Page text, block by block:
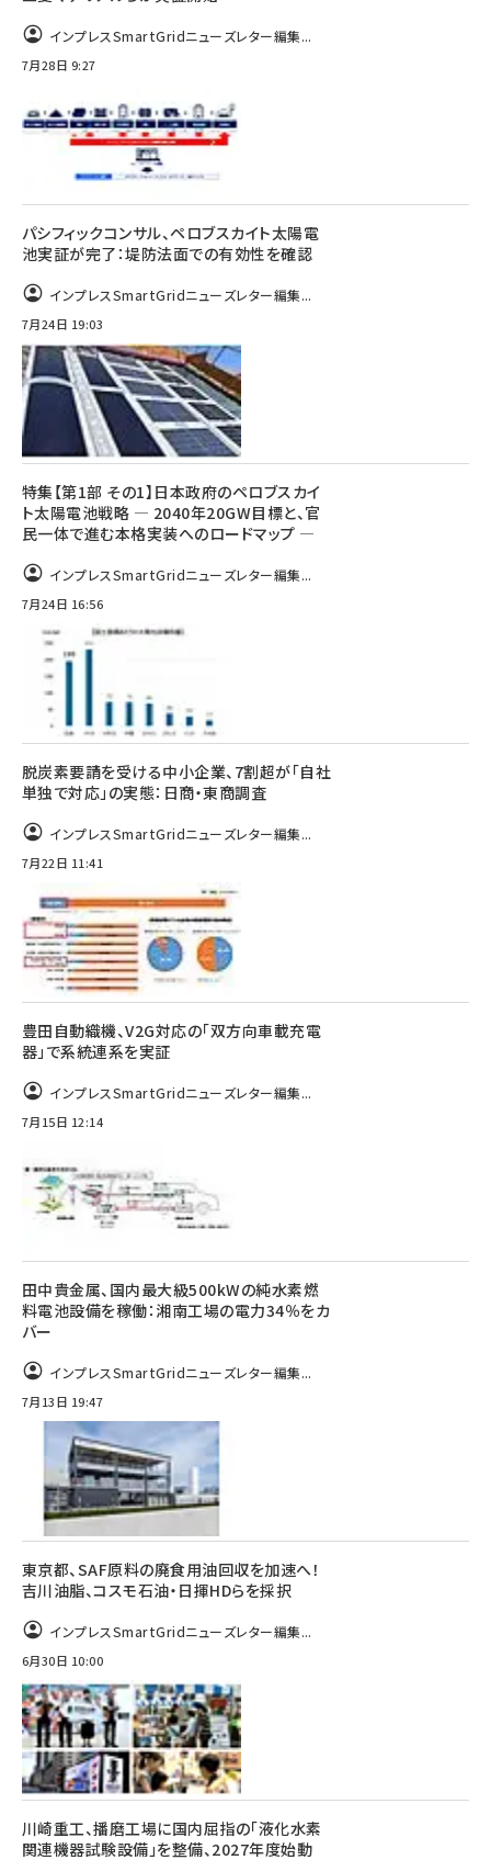
インプレスSmartGridニューズレター編集...
7月28日 9:27
パシフィックコンサル、ペロブスカイト太陽電
池実証が完了：堤防法面での有効性を確認
インプレスSmartGridニューズレター編集...
7月24日 19:03
特集【第1部 その1】日本政府のペロブスカイ
ト太陽電池戦略 ― 2040年20GW目標と、官
民一体で進む本格実装へのロードマップ ―
インプレスSmartGridニューズレター編集...
7月24日 16:56
脱炭素要請を受ける中小企業、7割超が「自社
単独で対応」の実態：日商・東商調査
インプレスSmartGridニューズレター編集...
7月22日 11:41
豊田自動織機、V2G対応の「双方向車載充電
器」で系統連系を実証
インプレスSmartGridニューズレター編集...
7月15日 12:14
田中貴金属、国内最大級500kWの純水素燃
料電池設備を稼働：湘南工場の電力34％をカ
バー
インプレスSmartGridニューズレター編集...
7月13日 19:47
東京都、SAF原料の廃食用油回収を加速へ！
吉川油脂、コスモ石油・日揮HDらを採択
インプレスSmartGridニューズレター編集...
6月30日 10:00
川崎重工、播磨工場に国内屈指の「液化水素
関連機器試験設備」を整備、2027年度始動